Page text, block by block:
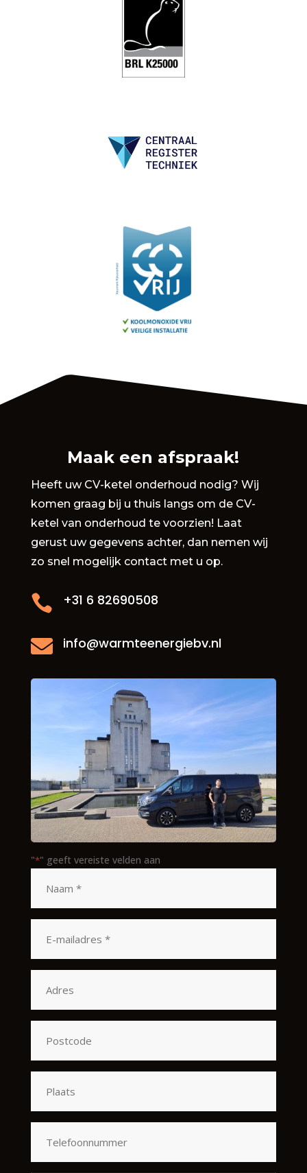
Maak een afspraak!
Heeft uw CV-ketel onderhoud nodig? Wij
komen graag bij u thuis langs om de CV-
ketel van onderhoud te voorzien! Laat
gerust uw gegevens achter, dan nemen wij
zo snel mogelijk contact met u op.
 +31 6 82690508
 info@warmteenergiebv.nl
"*" geeft vereiste velden aan
mailadres
*